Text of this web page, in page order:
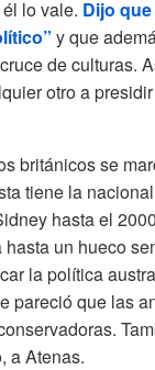
lo vale. Dijo
y que
de culturas.
otro a
británicos se
tiene la
hasta el
hasta un hueco
la política
pareció que las
a Atenas.